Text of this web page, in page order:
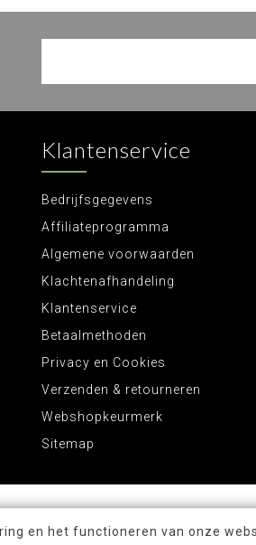
Klantenservice
Bedrijfsgegevens
Affiliateprogramma
Algemene voorwaarden
Klachtenafhandeling
Klantenservice
Betaalmethoden
Privacy en Cookies
Verzenden & retourneren
Webshopkeurmerk
Sitemap
en het functioneren van onze